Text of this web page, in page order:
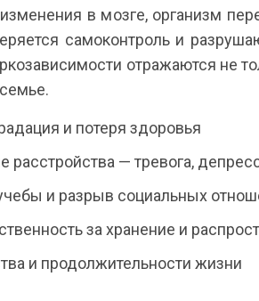
в мозге, организм
самоконтроль и
отражаются не
и потеря здоровья
расстройства — тревога,
и разрыв социальных
за хранение и
и продолжительности жизни